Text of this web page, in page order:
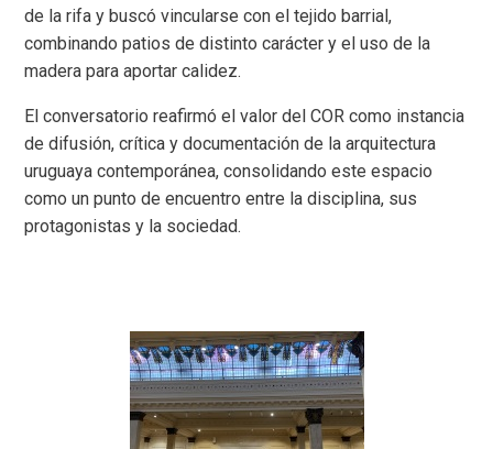
de la rifa y buscó vincularse con el tejido barrial,
combinando patios de distinto carácter y el uso de la
madera para aportar calidez.
El conversatorio reafirmó el valor del COR como instancia
de difusión, crítica y documentación de la arquitectura
uruguaya contemporánea, consolidando este espacio
como un punto de encuentro entre la disciplina, sus
protagonistas y la sociedad.